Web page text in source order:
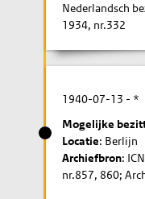
Nederlandsch
1934, nr.332
1940-07-13 - *
Mogelijke
Locatie: Berlijn
Archiefbron:
nr.857, 860;